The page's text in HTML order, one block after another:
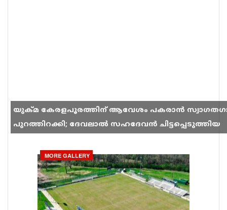
യുക്മ കേരളപൂരത്തിന് ആവേശം പകരാൻ
പുറത്തിറക്കി; ദേവലാൽ സഹദേവൻ ചിട്ടപ്പെടുത്തിയ
MORE GALLERY